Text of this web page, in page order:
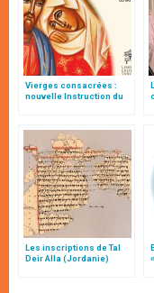
Vierges consacrées :
nouvelle Instruction du
Les inscriptions de Tal
Deir Alla (Jordanie)